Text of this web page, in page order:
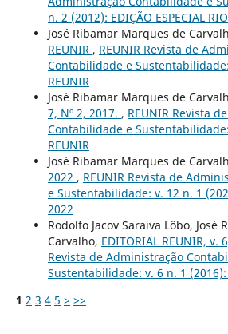
n. 2 (2012): EDIÇÃO ESPECIAL
José Ribamar Marques de
REUNIR , REUNIR Revista de
Contabilidade e
REUNIR
José Ribamar Marques de
7, Nº 2, 2017. , REUNIR Revista
Contabilidade e
REUNIR
José Ribamar Marques de
2022 , REUNIR Revista de
e Sustentabilidade: v. 12 n. 1
2022
Rodolfo Jacov Saraiva Lôbo,
Carvalho, EDITORIAL REUNIR, v.
Revista de Administração
Sustentabilidade: v. 6 n. 1 (2016):
1 2 3 4 5 > >>